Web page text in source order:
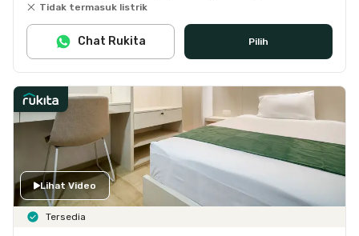
Tidak termasuk listrik
Pilih
Chat Rukita
Lihat Video
Tersedia